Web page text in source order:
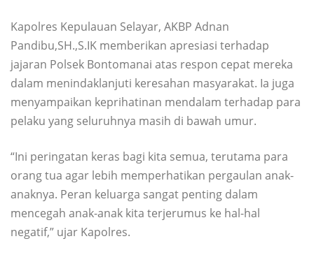
Kapolres Kepulauan Selayar, AKBP Adnan
Pandibu,SH.,S.IK memberikan apresiasi terhadap
jajaran Polsek Bontomanai atas respon cepat mereka
dalam menindaklanjuti keresahan masyarakat. Ia juga
menyampaikan keprihatinan mendalam terhadap para
pelaku yang seluruhnya masih di bawah umur.
“Ini peringatan keras bagi kita semua, terutama para
orang tua agar lebih memperhatikan pergaulan anak-
anaknya. Peran keluarga sangat penting dalam
mencegah anak-anak kita terjerumus ke hal-hal
negatif,” ujar Kapolres.